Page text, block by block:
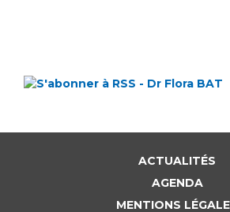
ACTUALITÉS
AGENDA
MENTIONS